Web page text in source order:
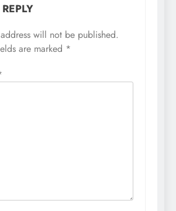
will not be published.
are marked *